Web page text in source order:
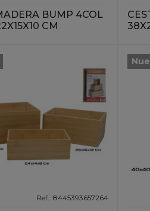
BUMP 4COL
CM
Ref.: 8445393657264